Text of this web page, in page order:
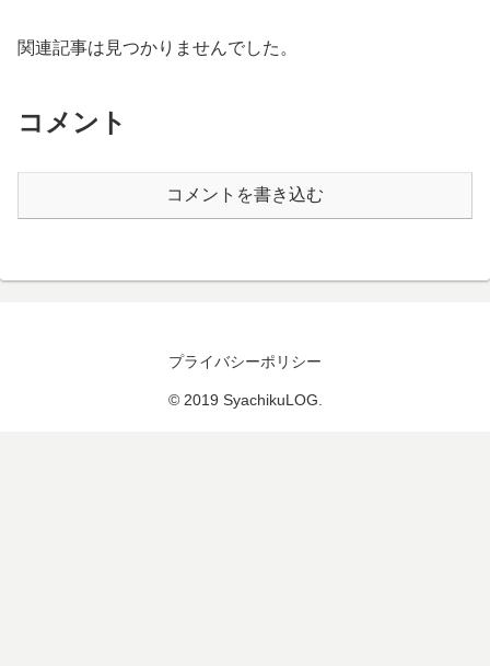
関連記事は見つかりませんでした。
コメント
コメントを書き込む
プライバシーポリシー
© 2019 SyachikuLOG.